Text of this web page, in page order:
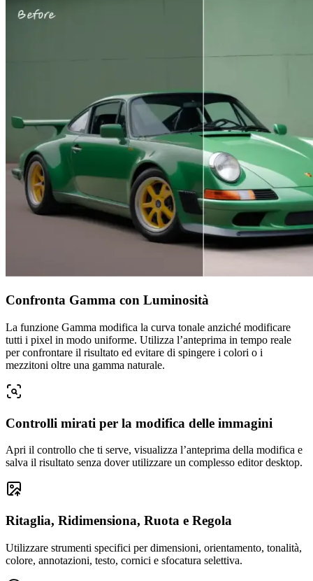
Confronta Gamma con Luminosità
La funzione Gamma modifica la curva tonale anziché modificare
tutti i pixel in modo uniforme. Utilizza l’anteprima in tempo reale
per confrontare il risultato ed evitare di spingere i colori o i
mezzitoni oltre una gamma naturale.
Controlli mirati per la modifica delle immagini
Apri il controllo che ti serve, visualizza l’anteprima della modifica e
salva il risultato senza dover utilizzare un complesso editor desktop.
Ritaglia, Ridimensiona, Ruota e Regola
Utilizzare strumenti specifici per dimensioni, orientamento, tonalità,
colore, annotazioni, testo, cornici e sfocatura selettiva.